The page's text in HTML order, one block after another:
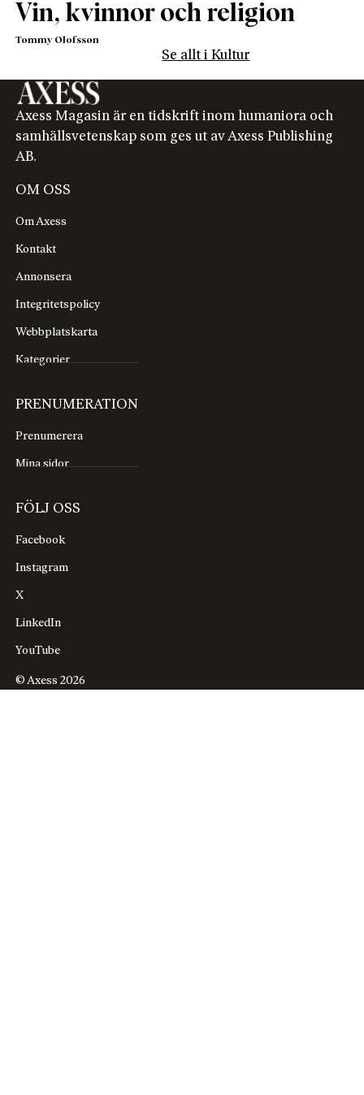
Vin, kvinnor och religion
Tommy Olofsson
Se allt i Kultur
Axess Magasin är en tidskrift inom humaniora och
samhällsvetenskap som ges ut av Axess Publishing
AB.
OM OSS
Om Axess
Kontakt
Annonsera
Integritetspolicy
Webbplatskarta
Kategorier
PRENUMERATION
Prenumerera
Mina sidor
FÖLJ OSS
Facebook
Instagram
X
LinkedIn
YouTube
© Axess 2026